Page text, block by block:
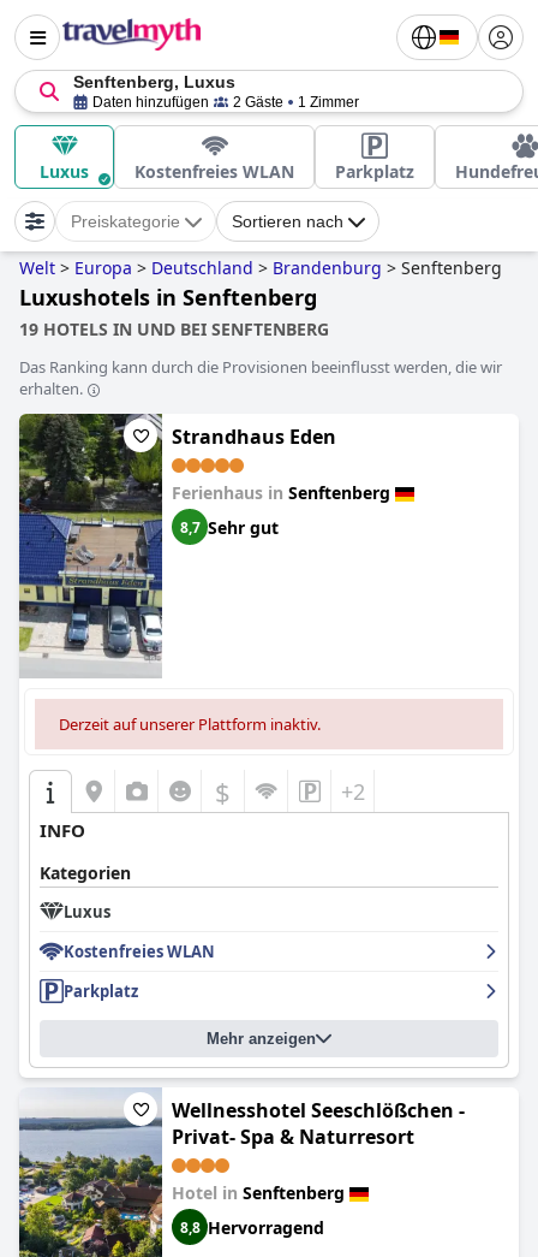
Senftenberg, Luxus
Daten hinzufügen 2 Gäste 1 Zimmer
Luxus Kostenfreies WLAN Parkplatz
Preiskategorie Sortieren nach
Welt > Europa > Deutschland > Brandenburg > Senftenberg
Luxushotels in Senftenberg
19 HOTELS IN UND BEI SENFTENBERG
Das Ranking kann durch die Provisionen beeinflusst werden, die wir
erhalten.
Strandhaus Eden
Ferienhaus in Senftenberg
8,7 Sehr gut
Derzeit auf unserer Plattform inaktiv.
$ +2
INFO
Kategorien
Luxus
Kostenfreies WLAN
Parkplatz
Mehr anzeigen
Wellnesshotel Seeschlößchen -
Privat- Spa & Naturresort
Hotel in Senftenberg
8,8 Hervorragend